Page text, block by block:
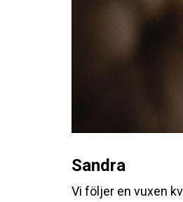
Sandra
Vi följer en vuxen